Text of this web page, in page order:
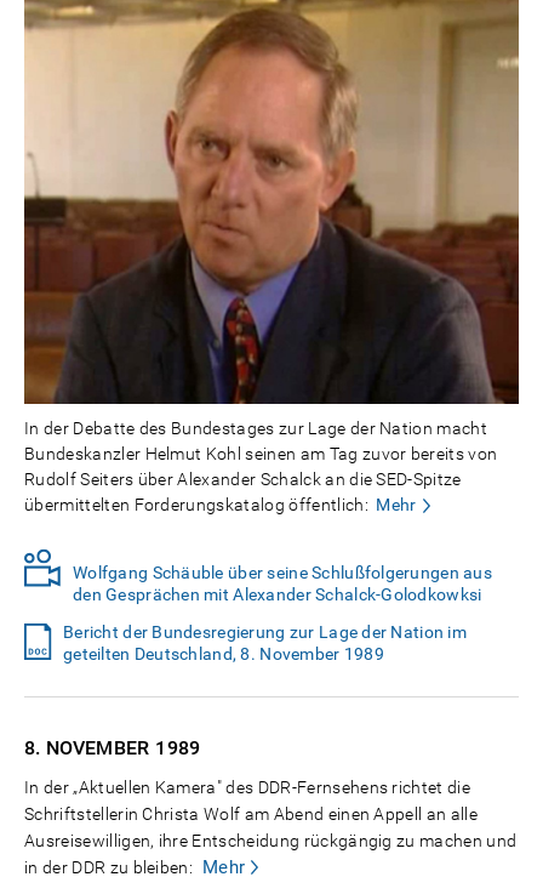
In der Debatte des Bundestages zur Lage der Nation macht
Bundeskanzler Helmut Kohl seinen am Tag zuvor bereits von
Rudolf Seiters über Alexander Schalck an die SED-Spitze
übermittelten Forderungskatalog öffentlich: Mehr
Wolfgang Schäuble über seine Schlußfolgerungen aus
den Gesprächen mit Alexander Schalck-Golodkowksi
Bericht der Bundesregierung zur Lage der Nation im
geteilten Deutschland, 8. November 1989
8. NOVEMBER 1989
In der „Aktuellen Kamera" des DDR-Fernsehens richtet die
Schriftstellerin Christa Wolf am Abend einen Appell an alle
Ausreisewilligen, ihre Entscheidung rückgängig zu machen und
in der DDR zu bleiben:
Mehr